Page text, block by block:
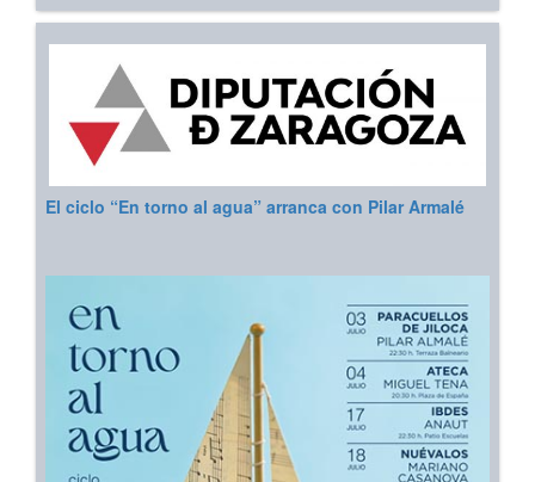
El ciclo “En torno al agua” arranca con Pilar Armalé